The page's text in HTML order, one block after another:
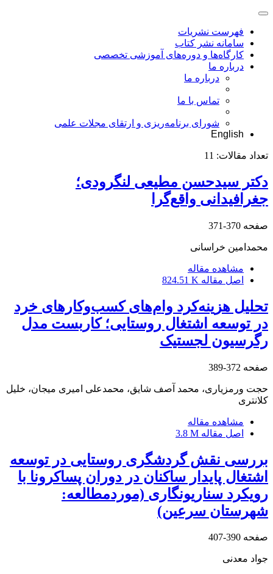
فهرست نشریات
سامانه نشر کتاب
کارگاه‌ها و دوره‌های آموزشی تخصصی
درباره ما
درباره ما
تماس با ما
شورای برنامه‌ریزی و ارتقای مجلات علمی
English
تعداد مقالات: 11
دکتر سیدحسن مطیعی لنگرودی؛
جغرافیدانی واقع‌گرا
صفحه 370-371
محمدامین خراسانی
مشاهده مقاله
اصل مقاله 824.51 K
تحلیل هزینه‌‏کرد وام‌‏های کسب‌‏وکارهای خرد
در توسعه اشتغال روستایی؛ کاربست مدل
رگرسیون لجستیک
صفحه 372-389
حجت ورمزیاری، محمد آصف شایق، محمدعلی امیری میجان، خلیل
کلانتری
مشاهده مقاله
اصل مقاله 3.8 M
بررسی نقش گردشگری روستایی در توسعه
اشتغال پایدار ساکنان در دوران پساکرونا با
رویکرد سناریونگاری (موردمطالعه:
شهرستان سرعین)
صفحه 390-407
جواد معدنی